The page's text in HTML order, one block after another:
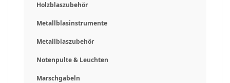
Holzblaszubehör
Metallblasinstrumente
Metallblaszubehör
Notenpulte & Leuchten
Marschgabeln